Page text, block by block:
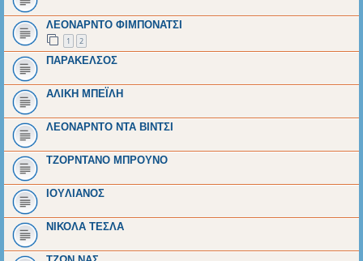
ΛΕΟΝΑΡΝΤΟ ΦΙΜΠΟΝΑΤΣΙ
1 2
ΠΑΡΑΚΕΛΣΟΣ
ΑΛΙΚΗ ΜΠΕΪΛΗ
ΛΕΟΝΑΡΝΤΟ ΝΤΑ ΒΙΝΤΣΙ
ΤΖΟΡΝΤΑΝΟ ΜΠΡΟΥΝΟ
IOYΛΙΑΝΟΣ
ΝΙΚΟΛΑ ΤΕΣΛΑ